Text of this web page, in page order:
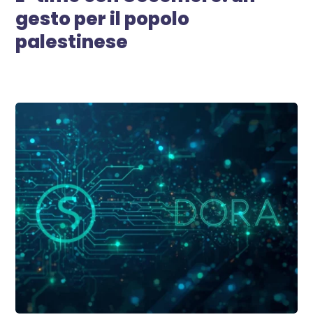
gesto per il popolo
palestinese